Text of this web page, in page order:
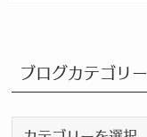
ブログカテゴリー